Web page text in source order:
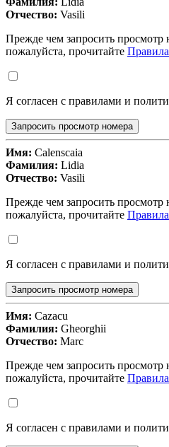
Отчество: Vasili
Прежде чем запросить просмотр
пожалуйста, прочитайте
Я согласен с правилами и
Запросить просмотр номера
Имя: Calenscaia
Фамилия: Lidia
Отчество: Vasili
Прежде чем запросить просмотр
пожалуйста, прочитайте
Я согласен с правилами и
Запросить просмотр номера
Имя: Cazacu
Фамилия: Gheorghii
Отчество: Marc
Прежде чем запросить просмотр
пожалуйста, прочитайте
Я согласен с правилами и